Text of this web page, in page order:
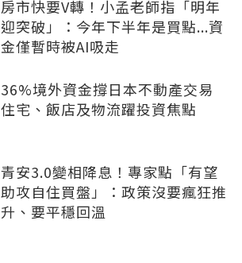
房市快要V轉！小孟老師指「明年
迎突破」：今年下半年是買點...資
金僅暫時被AI吸走
36%境外資金撐日本不動產交易
住宅、飯店及物流躍投資焦點
青安3.0變相降息！專家點「有望
助攻自住買盤」：政策沒要瘋狂推
升、要平穩回溫